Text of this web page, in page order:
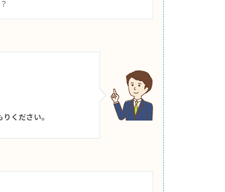
ください。